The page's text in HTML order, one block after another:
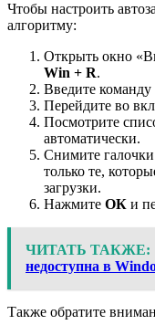
Чтобы настроить
алгоритму:
Открыть окно
Win + R.
Введите команду
Перейдите во
Посмотрите
автоматически.
Снимите
только те,
загрузки.
Нажмите ОК и
ЧИТАТЬ ТАКЖЕ:
недоступна в
Также обратите